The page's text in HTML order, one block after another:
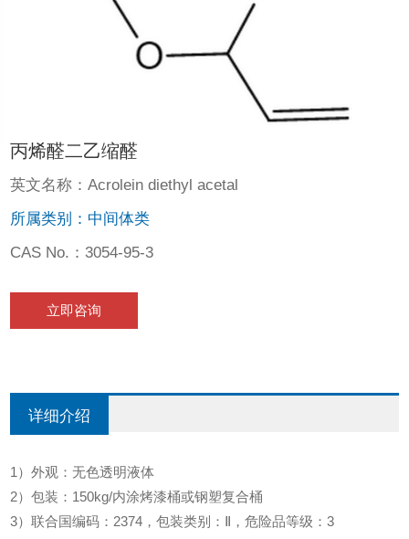
丙烯醛二乙缩醛
英文名称：Acrolein diethyl acetal
所属类别：中间体类
CAS No.：3054-95-3
立即咨询
详细介绍
1）外观：无色透明液体
2）包装：150kg/内涂烤漆桶或钢塑复合桶
3）联合国编码：2374，包装类别：Ⅱ，危险品等级：3